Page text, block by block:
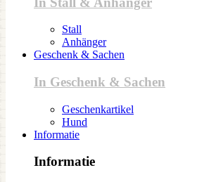
Stall
Anhänger
Geschenk & Sachen
In Geschenk & Sachen
Geschenkartikel
Hund
Informatie
Informatie